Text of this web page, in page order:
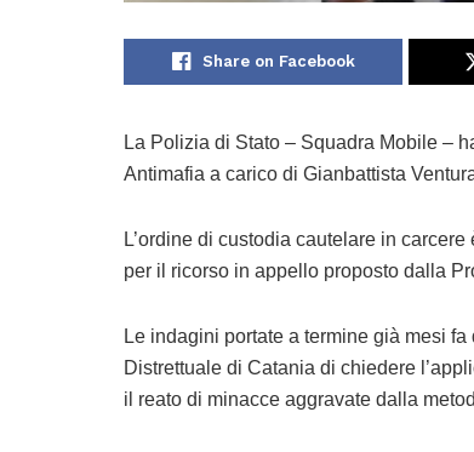
Share on Facebook
La Polizia di Stato – Squadra Mobile –
Antimafia a carico di Gianbattista
L’ordine di custodia cautelare in
per il ricorso in appello proposto dalla
Le indagini portate a termine già mesi
Distrettuale di Catania di chiedere
il reato di minacce aggravate dalla